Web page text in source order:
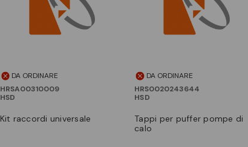
DA ORDINARE
HRSA00310009
HSD
kit raccordi universale
DA ORDINARE
HRS0020243644
HSD
tappi per puffer pompe di
calo